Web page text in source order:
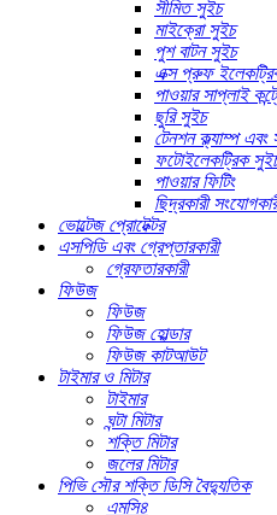
সীমিত সুইচ
মাইক্রো সুইচ
পুশ বাটন সুইচ
এক্স প্রুফ
পাওয়ার সাপ্লাই
ছুরি সুইচ
টেনশন ক্ল্যাম্প এবং
ফটোইলেকট্রিক
পাওয়ার ফিটিং
ছিদ্রকারী
ভোল্টেজ প্রোটেক্টর
এসপিডি এবং গ্রেপ্তারকারী
গ্রেফতারকারী
ফিউজ
ফিউজ
ফিউজ হোল্ডার
ফিউজ কাটআউট
টাইমার ও মিটার
টাইমার
ঘন্টা মিটার
শক্তি মিটার
জলের মিটার
পিভি সৌর শক্তি ডিসি বৈদ্যুতিক
এমসি৪